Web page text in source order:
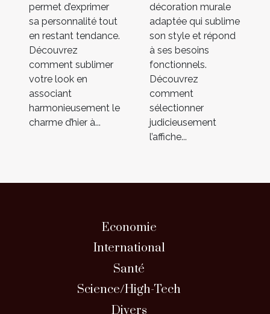
permet d’exprimer
sa personnalité tout
en restant tendance.
Découvrez
comment sublimer
votre look en
associant
harmonieusement le
charme d’hier à...
décoration murale
adaptée qui sublime
son style et répond
à ses besoins
fonctionnels.
Découvrez
comment
sélectionner
judicieusement
l’affiche...
Economie
International
Santé
Science/High-Tech
Divers